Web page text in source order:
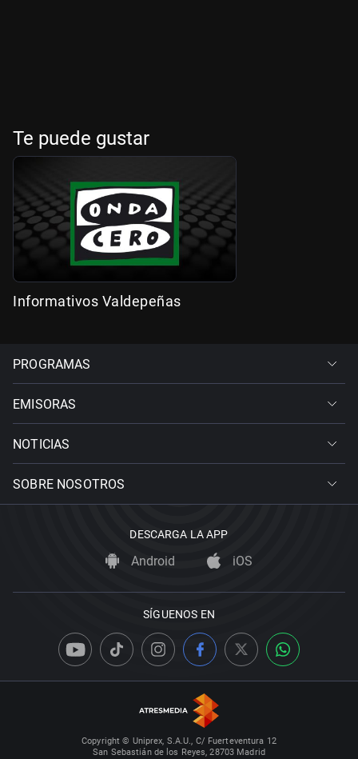
Te puede gustar
Informativos Valdepeñas
PROGRAMAS
EMISORAS
NOTICIAS
SOBRE NOSOTROS
DESCARGA LA APP
Android iOS
SÍGUENOS EN
Copyright © Uniprex, S.A.U., C/ Fuerteventura 12
San Sebastián de los Reyes, 28703 Madrid